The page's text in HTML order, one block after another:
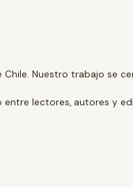
Nuestro trabajo se
entre lectores, autores y